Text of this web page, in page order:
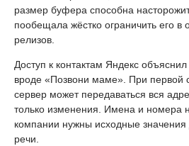
размер буфера способна
пообещала жёстко ограничить его
релизов.
Доступ к контактам Яндекс
вроде «Позвони маме». При первой
сервер может передаваться вся
только изменения. Имена и номера
компании нужны исходные значения
речи.